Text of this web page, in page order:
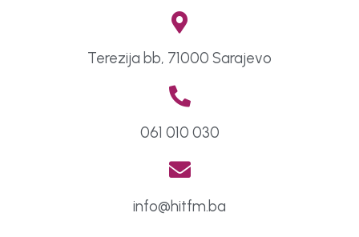
Terezija bb, 71000 Sarajevo
061 010 030
info@hitfm.ba